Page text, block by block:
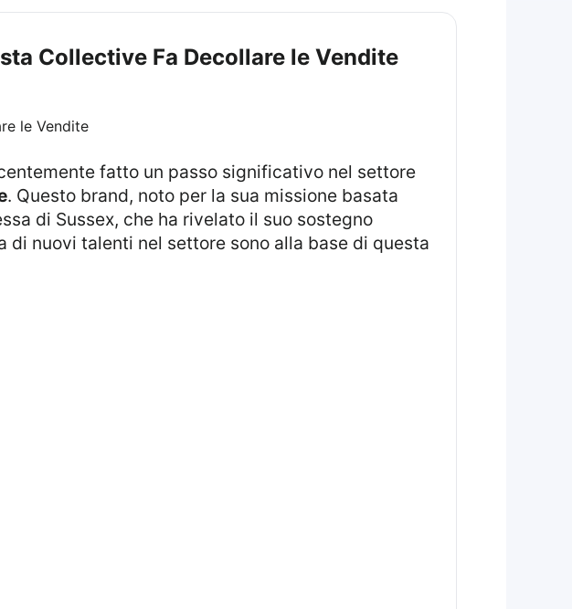
Collective Fa Decollare le Vendite
. Questo brand, noto per la sua missione basata
di Sussex, che ha rivelato il suo sostegno
di nuovi talenti nel settore sono alla base di questa